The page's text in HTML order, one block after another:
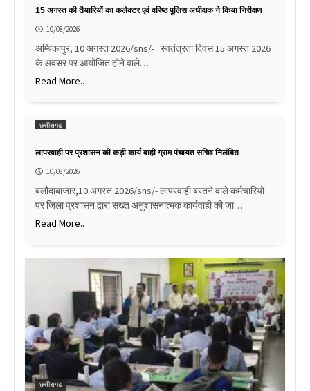
15 अगस्त की तैयारियों का कलेक्टर एवं वरिष्ठ पुलिस अधीक्षक ने किया निरीक्षण
10/08/2026
अम्बिकापुर, 10 अगस्त 2026/sns/- स्वतंत्रता दिवस 15 अगस्त 2026
के अवसर पर आयोजित होने वाले…
Read More..
छत्तीसगढ़
लापरवाही पर प्रशासन की कड़ी कार्य वाही ग्राम पंचायत सचिव निलंबित
10/08/2026
बलौदाबाजार,10 अगस्त 2026/sns/- लापरवाही बरतने वाले कर्मचारियों
पर जिला प्रशासन द्वारा सख्त अनुशासनात्मक कार्यवाही की जा…
Read More..
छत्तीसगढ़